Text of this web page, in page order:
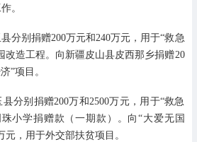
。
别捐赠200万元和240万元，用于“救急
改造工程。向新疆皮山县皮西那乡捐赠20
”项目。
别捐赠200万和2500万元，用于“救急
小学捐赠款（一期款）。向“大爱无国
，用于外交部扶贫项目。